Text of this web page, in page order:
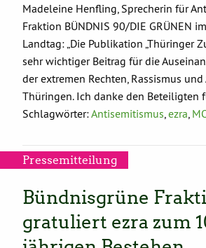
Madeleine Henfling, Sprecherin für
Fraktion BÜNDNIS 90/DIE GRÜNEN
Landtag: „Die Publikation „Thüringer
sehr wichtiger Beitrag für die
der extremen Rechten, Rassismus
Thüringen. Ich danke den Beteiligten
Schlagwörter:Antisemitismus ezra
Pressemitteilung
Bündnisgrüne
gratuliert ezra zum